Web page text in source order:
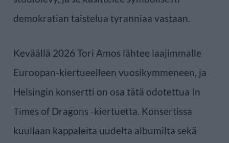
demokratian taistelua tyranniaa vastaan.
Keväällä 2026 Tori Amos lähtee laajimmalle
Euroopan-kiertueelleen vuosikymmeneen, ja
Helsingin konsertti on osa tätä odotettua In
Times of Dragons -kiertuetta. Konsertissa
kuullaan kappaleita uudelta albumilta sekä